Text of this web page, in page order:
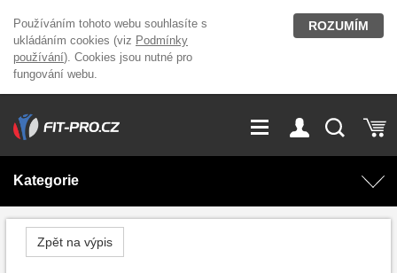
Používáním tohoto webu souhlasíte s
ukládáním cookies (viz Podmínky
používání). Cookies jsou nutné pro
fungování webu.
ROZUMÍM
GDPR
O nás
Přihlášení
Kategorie
AKCE
Zpět na výpis